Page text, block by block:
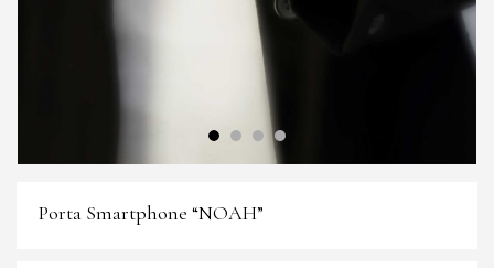
Porta Smartphone “NOAH”